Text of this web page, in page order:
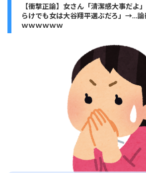
【衝撃正論】女さん「清潔感大事だよ
らけでも女は大谷翔平選ぶだろ」→…論
ｗｗｗｗｗｗ